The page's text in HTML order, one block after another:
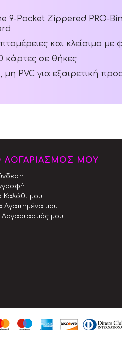
9-Pocket Zippered PRO-
και κλείσιμο με
κάρτες σε θήκες
PVC για εξαιρετική
ΛΟΓΑΡΙΑΣΜΟΣ ΜΟΥ
Καλάθι μου
Αγαπημένα μου
μου